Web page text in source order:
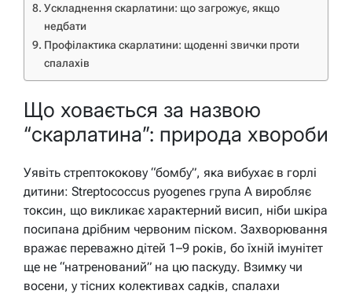
Ускладнення скарлатини: що загрожує, якщо
недбати
Профілактика скарлатини: щоденні звички проти
спалахів
Що ховається за назвою
“скарлатина”: природа хвороби
Уявіть стрептококову “бомбу”, яка вибухає в горлі
дитини: Streptococcus pyogenes група А виробляє
токсин, що викликає характерний висип, ніби шкіра
посипана дрібним червоним піском. Захворювання
вражає переважно дітей 1–9 років, бо їхній імунітет
ще не “натренований” на цю паскуду. Взимку чи
восени, у тісних колективах садків, спалахи